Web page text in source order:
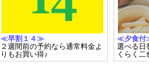
≪早割１４≫
２週間前の予約なら通常料金よ
りもお買い得♪
≪夕食
選べる日
くらく